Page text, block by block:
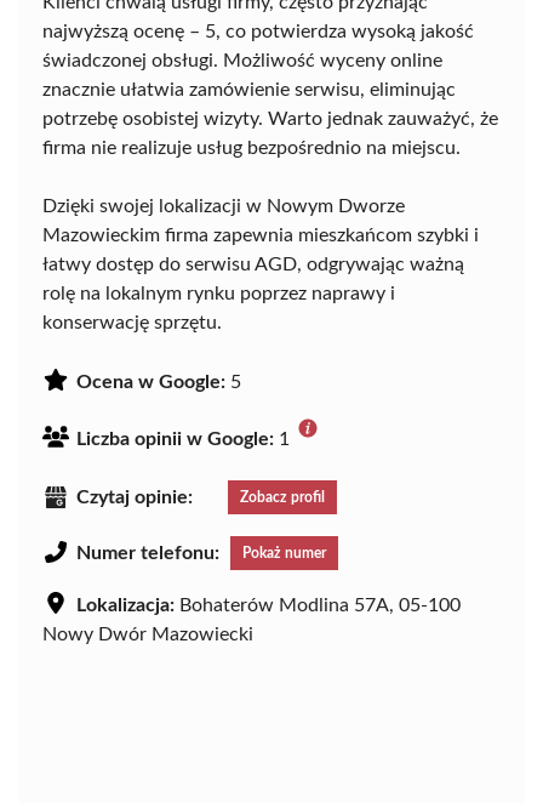
najwyższą ocenę – 5, co potwierdza wysoką jakość
świadczonej obsługi. Możliwość wyceny online
znacznie ułatwia zamówienie serwisu, eliminując
potrzebę osobistej wizyty. Warto jednak zauważyć, że
firma nie realizuje usług bezpośrednio na miejscu.
Dzięki swojej lokalizacji w Nowym Dworze
Mazowieckim firma zapewnia mieszkańcom szybki i
łatwy dostęp do serwisu AGD, odgrywając ważną
rolę na lokalnym rynku poprzez naprawy i
konserwację sprzętu.
Ocena w Google: 5
Liczba opinii w Google: 1
Czytaj opinie: Zobacz profil
Numer telefonu: Pokaż numer
Lokalizacja: Bohaterów Modlina 57A, 05-100
Nowy Dwór Mazowiecki